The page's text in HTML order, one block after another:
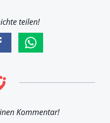
teilen!
Kommentar!